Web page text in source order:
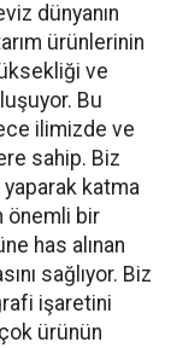
dünyanın
ürünlerinin
ve
Bu
ilimizde ve
sahip. Biz
yaparak katma
önemli bir
has alınan
sağlıyor. Biz
işaretini
ürünün